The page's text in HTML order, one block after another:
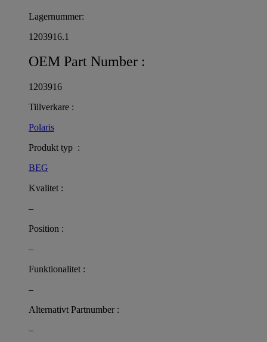
Lagernummer:
1203916.1
OEM Part Number :
1203916
Tillverkare :
Polaris
Produkt typ :
BEG
Kvalitet :
–
Position :
–
Funktionalitet :
–
Alternativt Partnumber :
–